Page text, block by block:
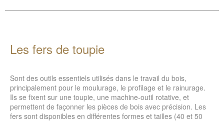
Les fers de toupie
Sont des outils essentiels utilisés dans le travail du bois,
principalement pour le moulurage, le profilage et le rainurage.
Ils se fixent sur une toupie, une machine-outil rotative, et
permettent de façonner les pièces de bois avec précision. Les
fers sont disponibles en différentes formes et tailles (40 et 50